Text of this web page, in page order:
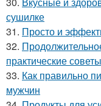
сушилке
31. Просто и
32.
практические
33. Как правильно
мужчин